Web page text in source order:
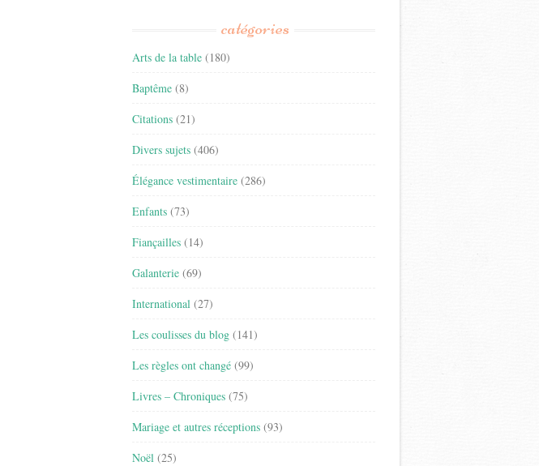
catégories
Arts de la table (180)
Baptême (8)
Citations (21)
Divers sujets (406)
Élégance vestimentaire (286)
Enfants (73)
Fiançailles (14)
Galanterie (69)
International (27)
Les coulisses du blog (141)
Les règles ont changé (99)
Livres – Chroniques (75)
Mariage et autres réceptions (93)
Noël (25)